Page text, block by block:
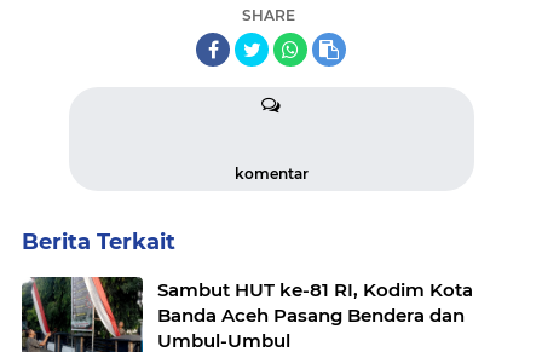
SHARE
komentar
Berita Terkait
Sambut HUT ke-81 RI, Kodim Kota
Banda Aceh Pasang Bendera dan
Umbul-Umbul